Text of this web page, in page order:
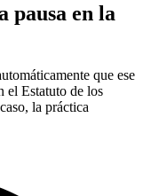
pausa en la
que ese
el Estatuto de los
la práctica